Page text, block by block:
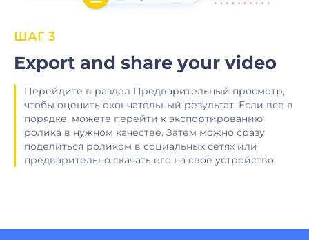
ШАГ 3
Export and share your video
Перейдите в раздел Предварительный просмотр,
чтобы оценить окончательный результат. Если все в
порядке, можете перейти к экспортированию
ролика в нужном качестве. Затем можно сразу
поделиться роликом в социальных сетях или
предварительно скачать его на свое устройство.